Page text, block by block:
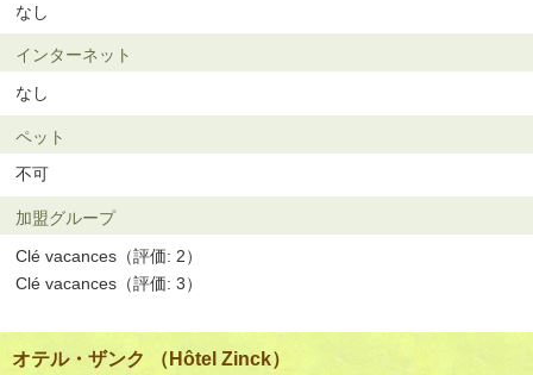
なし
インターネット
なし
ペット
不可
加盟グループ
Clé vacances（評価: 2）
Clé vacances（評価: 3）
オテル・ザンク （Hôtel Zinck）